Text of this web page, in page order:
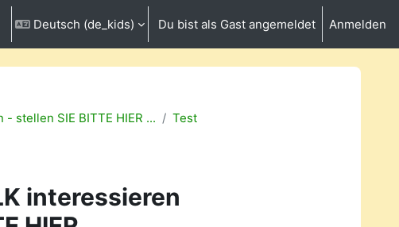
umschalten
Deutsch ‎(de_kids)‎ Du bist als Gast angemeldet Anmelden
stellen SIE BITTE HIER ...
Test
interessieren